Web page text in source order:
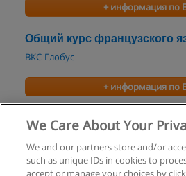
+ информация по
Общий курс французского
BKC-Глобус
+ информация по
Интенсивные курсы
+ информация по
We Care About Your
We and our partners store and/or
such as unique IDs in cookies to
accept or manage your choices by